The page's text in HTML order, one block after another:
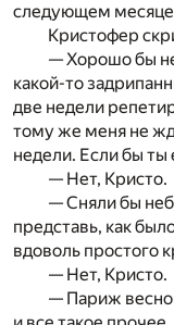
следующем месяце
Кристофер
— Хорошо бы
какой-то
две недели
тому же меня не
недели. Если бы
— Нет, Кристо.
— Сняли бы
представь, как
вдоволь простого
— Нет, Кристо.
— Париж